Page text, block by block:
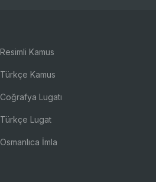
Resimli Kamus
Türkçe Kamus
Coğrafya Lugatı
Türkçe Lugat
Osmanlıca İmla